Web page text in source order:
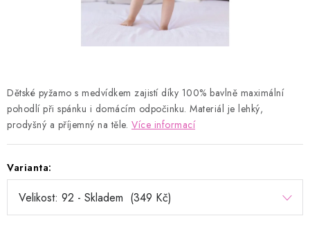
Obchodní podmínky
Podmínky ochrany osobních údajů
Blog
Dětské pyžamo s medvídkem zajistí díky 100% bavlně maximální
pohodlí při spánku i domácím odpočinku. Materiál je lehký,
prodyšný a příjemný na těle. Více informací
Varianta: